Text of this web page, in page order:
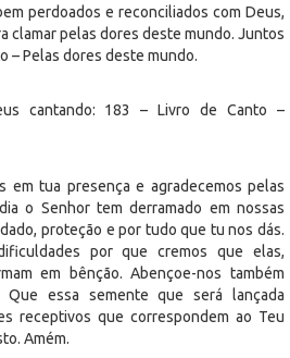
perdoados e reconciliados com Deus,
clamar pelas dores deste mundo. Juntos
– Pelas dores deste mundo.
cantando: 183 – Livro de Canto –
em tua presença e agradecemos pelas
o Senhor tem derramado em nossas
proteção e por tudo que tu nos dás.
por que cremos que elas,
em bênção. Abençoe-nos também
Que essa semente que será lançada
receptivos que correspondem ao Teu
Amém.